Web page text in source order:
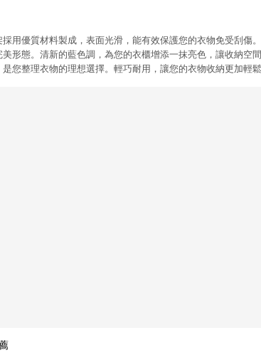
用優質材料製成，表面光滑，能有效保護您的衣物免受刮傷
形態。清新的藍色調，為您的衣櫃增添一抹亮色，讓收納空
您整理衣物的理想選擇。輕巧耐用，讓您的衣物收納更加輕鬆